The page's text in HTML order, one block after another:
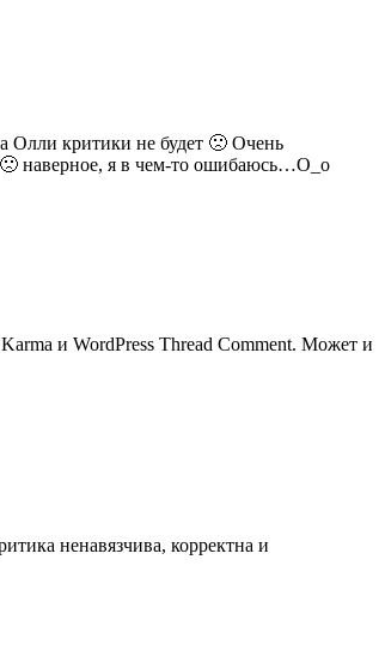
Олли критики не будет 🙁 Очень
наверное, я в чем-то ошибаюсь…О_о
и WordPress Thread Comment. Может и
ненавязчива, корректна и